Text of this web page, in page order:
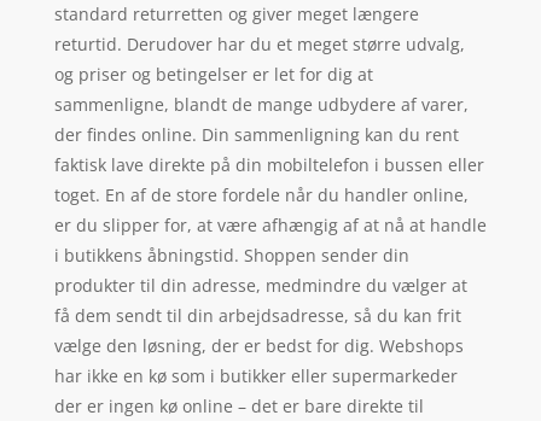
standard returretten og giver meget længere
returtid. Derudover har du et meget større udvalg,
og priser og betingelser er let for dig at
sammenligne, blandt de mange udbydere af varer,
der findes online. Din sammenligning kan du rent
faktisk lave direkte på din mobiltelefon i bussen eller
toget. En af de store fordele når du handler online,
er du slipper for, at være afhængig af at nå at handle
i butikkens åbningstid. Shoppen sender din
produkter til din adresse, medmindre du vælger at
få dem sendt til din arbejdsadresse, så du kan frit
vælge den løsning, der er bedst for dig. Webshops
har ikke en kø som i butikker eller supermarkeder
der er ingen kø online – det er bare direkte til